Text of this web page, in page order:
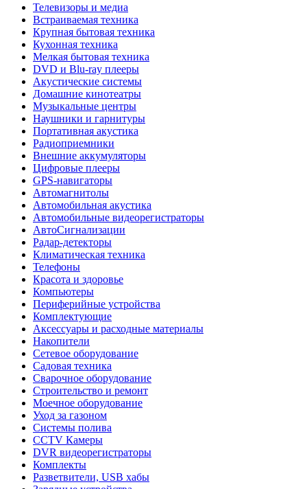
Телевизоры и медиа
Встраиваемая техника
Крупная бытовая техника
Кухонная техника
Мелкая бытовая техника
DVD и Blu-ray плееры
Акустические системы
Домашние кинотеатры
Музыкальные центры
Наушники и гарнитуры
Портативная акустика
Радиоприемники
Внешние аккумуляторы
Цифровые плееры
GPS-навигаторы
Автомагнитолы
Автомобильная акустика
Автомобильные видеорегистраторы
АвтоСигнализации
Радар-детекторы
Климатическая техника
Телефоны
Красота и здоровье
Компьютеры
Периферийные устройства
Комплектующие
Аксессуары и расходные материалы
Накопители
Сетевое оборудование
Садовая техника
Сварочное оборудование
Строительство и ремонт
Моечное оборудование
Уход за газоном
Системы полива
CCTV Камеры
DVR видеорегистраторы
Комплекты
Разветвители, USB хабы